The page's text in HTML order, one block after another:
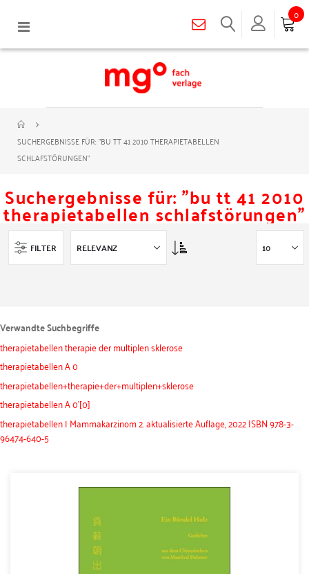
Navigation
0
SUCHERGEBNISSE FÜR: "BU TT 41 2010 THERAPIETABELLEN
SCHLAFSTÖRUNGEN"
Suchergebnisse für: "bu tt 41 2010
therapietabellen schlafstörungen"
FILTER Asc
Verwandte Suchbegriffe
therapietabellen therapie der multiplen sklerose
therapietabellen A 0
therapietabellen+therapie+der+multiplen+sklerose
therapietabellen A 0'[0]
therapietabellen | Mammakarzinom 2. aktualisierte Auflage, 2022 ISBN 978-3-
96474-640-5